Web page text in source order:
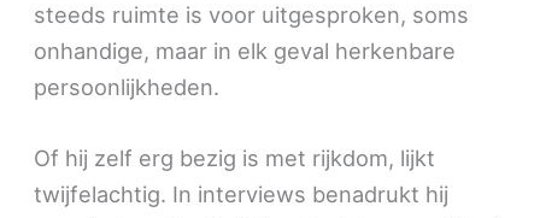
steeds ruimte is voor uitgesproken, soms
onhandige, maar in elk geval herkenbare
persoonlijkheden.
Of hij zelf erg bezig is met rijkdom, lijkt
twijfelachtig. In interviews benadrukt hij